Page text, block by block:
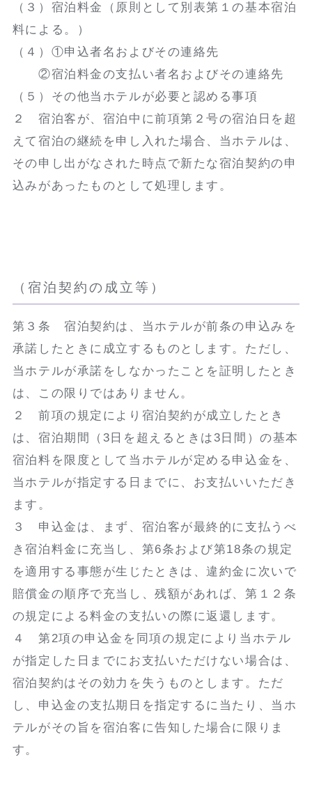
（３）宿泊料金（原則として別表第１の基本宿泊
料による。）
（４）①申込者名およびその連絡先
②宿泊料金の支払い者名およびその連絡先
（５）その他当ホテルが必要と認める事項
２ 宿泊客が、宿泊中に前項第２号の宿泊日を超
えて宿泊の継続を申し入れた場合、当ホテルは、
その申し出がなされた時点で新たな宿泊契約の申
込みがあったものとして処理します。
（宿泊契約の成立等）
第３条 宿泊契約は、当ホテルが前条の申込みを
承諾したときに成立するものとします。ただし、
当ホテルが承諾をしなかったことを証明したとき
は、この限りではありません。
２ 前項の規定により宿泊契約が成立したとき
は、宿泊期間（3日を超えるときは3日間）の基本
宿泊料を限度として当ホテルが定める申込金を、
当ホテルが指定する日までに、お支払いいただき
ます。
３ 申込金は、まず、宿泊客が最終的に支払うべ
き宿泊料金に充当し、第6条および第18条の規定
を適用する事態が生じたときは、違約金に次いで
賠償金の順序で充当し、残額があれば、第１２条
の規定による料金の支払いの際に返還します。
４ 第2項の申込金を同項の規定により当ホテル
が指定した日までにお支払いただけない場合は、
宿泊契約はその効力を失うものとします。ただ
し、申込金の支払期日を指定するに当たり、当ホ
テルがその旨を宿泊客に告知した場合に限りま
す。